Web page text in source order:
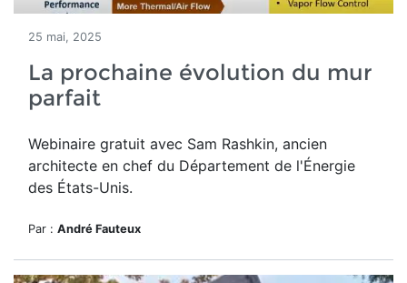
25 mai, 2025
La prochaine évolution du mur
parfait
Webinaire gratuit avec Sam Rashkin, ancien
architecte en chef du Département de l'Énergie
des États-Unis.
Par : André Fauteux